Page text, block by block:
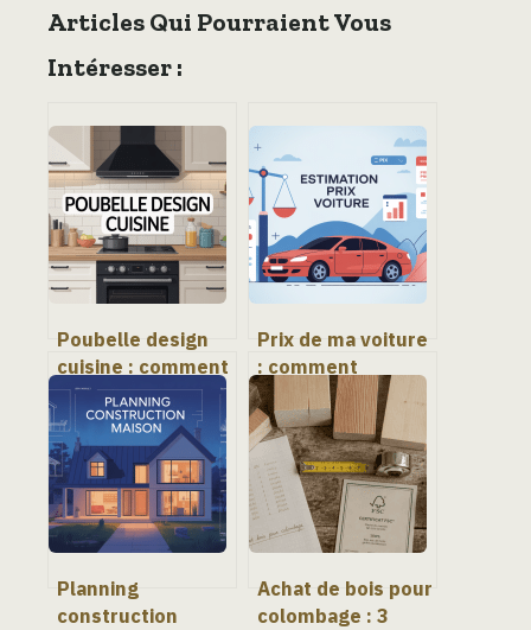
Articles Qui Pourraient Vous
Intéresser :
Poubelle design
cuisine : comment
allier esthétique,
praticité et
hygiène
Prix de ma voiture
: comment
estimer sa valeur
au juste montant
Planning
construction
Achat de bois pour
colombage : 3